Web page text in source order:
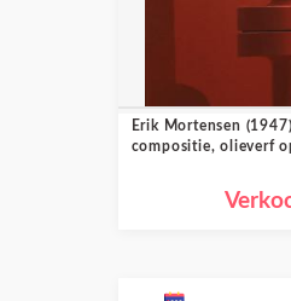
Erik Mortensen
compositie, olieverf